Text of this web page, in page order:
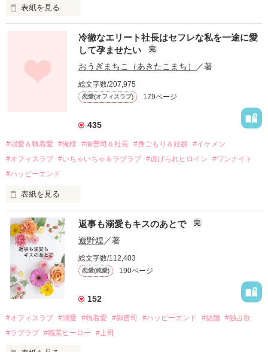
表紙を見る
幼なじみの哲平に淡い恋心を抱いていた美桜。
しかし、ある出来事をきっかけに二人の関係は壊れてしまう。
関係修復もできないまま、美桜は両親の離婚によって
引っ越すことになり、哲平とも離れ離れになった。
それから約十二年後。
過去の傷から、二度と会いたくないと思っていた哲平に
運命のような再会を果たす。
酔った勢いで一夜を共にしてしまった。
さらに、美桜が初めてだと知った哲平は
『責任をとる、結婚しよう』と真っ直ぐに告げてきた。
戸惑う美桜とは裏腹に、好きという気持ちを隠すことなく
甘やかしてくる。
そんなある日、哲平は美桜がストーカー被害に
遭っていることを知る。
美桜を守るため、哲平は同居を提案してきて――。
夏木美桜(なつきみお)
鳴海哲平 (なるみてっぺい)
冷徹なエリート社長はセフレな私を一途に愛
して孕ませたい
完
おうぎまちこ（あきたこまち） ／著
総文字数/207,975
恋愛(オフィスラブ) 179ページ
435
#溺愛＆執着愛 #俺様 #御曹司＆社長 #身ごもり＆妊娠 #イケメン
#オフィスラブ #いちゃいちゃ＆ラブラブ #虐げられヒロイン
#ワンナイト
#ハッピーエンド
表紙を見る
おかしな噂を流されて前の職場でうまくいかなかった梅田美
桜は、海外で傷心旅行をしていたところ、日本人美青年と出会
い、酒の勢いもあり一夜限りの関係となる。
帰国後、美桜は新しい職場でワンナイトした美青年と再会。
なんと彼の正体は、とある財閥御曹司にも関わらず、一族を離
れて起業した新進気鋭の実業家、社内でも冷徹だと評判な社長
――御影恭司その人だったのだ――！
なぜか恭司から飼い猫の世話係を命じられた美桜は、猫の世
の関係となってしまい――？
返事も溺愛もキスのあとで 完
遊野煌 ／著
総文字数/112,403
恋愛(純愛) 190ページ
152
#オフィスラブ #溺愛 #執着愛 #御曹司 #ハッピーエンド #結婚 #独占欲
#ラブラブ #職業ヒーロー #上司